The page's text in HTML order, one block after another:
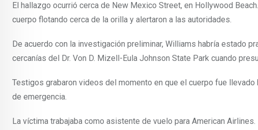
El hallazgo ocurrió cerca de New Mexico Street, en Hollywood
cuerpo flotando cerca de la orilla y alertaron a las autoridades.
De acuerdo con la investigación preliminar, Williams habría estado
cercanías del Dr. Von D. Mizell-Eula Johnson State Park cuando
Testigos grabaron videos del momento en que el cuerpo fue
de emergencia.
La víctima trabajaba como asistente de vuelo para American